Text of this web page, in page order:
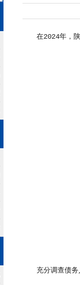
在2024年，陕
充分调查债务